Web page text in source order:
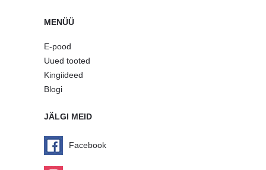
MENÜÜ
E-pood
Uued tooted
Kingiideed
Blogi
JÄLGI MEID
Facebook